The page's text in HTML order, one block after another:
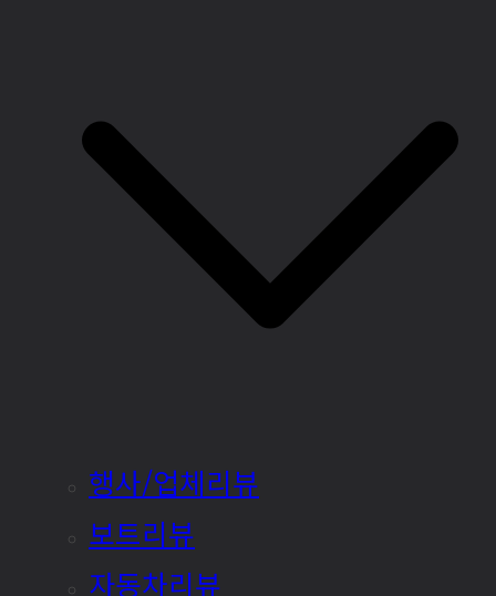
행사/업체리뷰
보트리뷰
자동차리뷰